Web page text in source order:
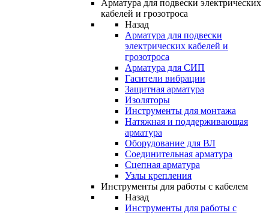
Арматура для подвески электрических
кабелей и грозотроса
Назад
Арматура для подвески
электрических кабелей и
грозотроса
Арматура для СИП
Гасители вибрации
Защитная арматура
Изоляторы
Инструменты для монтажа
Натяжная и поддерживающая
арматура
Оборудование для ВЛ
Соединительная арматура
Сцепная арматура
Узлы крепления
Инструменты для работы с кабелем
Назад
Инструменты для работы с